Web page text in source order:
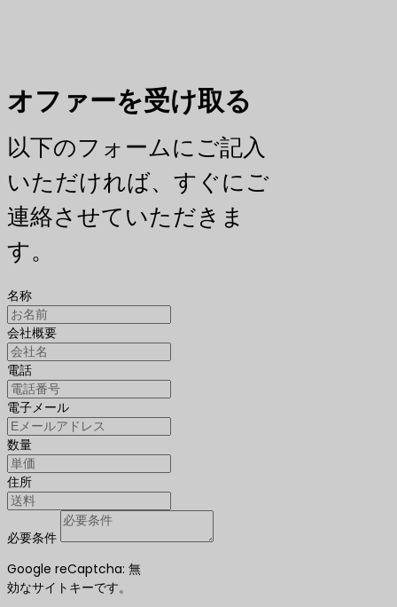
オファーを受け取る
以下のフォームにご記入
いただければ、すぐにご
連絡させていただきま
す。
名称
会社概要
電話
電子メール
数量
住所
必要条件
Google reCaptcha: 無
効なサイトキーです。